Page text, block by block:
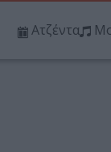
Ατζέντα